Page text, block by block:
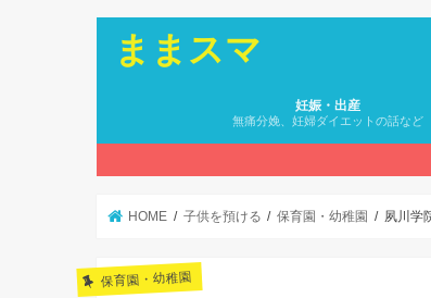
ままスマ
妊娠・出産
無痛分娩、妊婦ダイエットの話など
HOME 子供を預ける 保育園・幼稚園 夙川学
保育園・幼稚園